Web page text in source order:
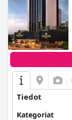
Tiedot
Kategoriat